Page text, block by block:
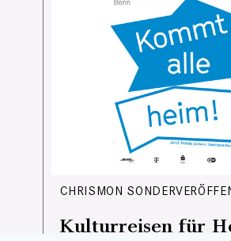
CHRISMON
Kulturreisen für